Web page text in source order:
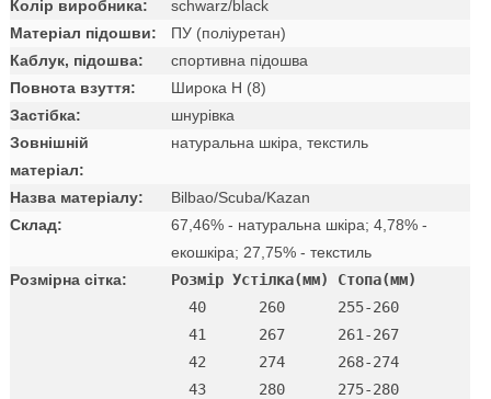
Колір виробника:
schwarz/black
Матеріал підошви:
ПУ (поліуретан)
Каблук, підошва:
спортивна підошва
Повнота взуття:
Широка H (8)
Застібка:
шнурівка
Зовнішній
матеріал:
натуральна шкіра, текстиль
Назва матеріалу:
Bilbao/Scuba/Kazan
Склад:
67,46% - натуральна шкіра; 4,78% -
екошкіра; 27,75% - текстиль
Розмірна сітка:
Розмір Устілка(мм) Стопа(мм)
  40      260      255-260
  41      267      261-267
  42      274      268-274
  43      280      275-280